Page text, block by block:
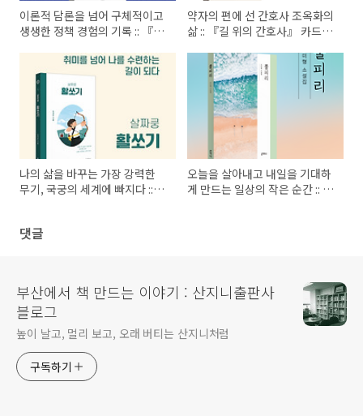
이론적 담론을 넘어 구체적이고
생생한 정책 경험의 기록 :: 『교
약자의 편에 선 간호사 조옥화의
삶 :: 『길 위의 간호사』 카드뉴
나의 삶을 바꾸는 가장 강력한
무기, 국궁의 세계에 빠지다 ::
오늘을 살아내고 내일을 기대하
게 만드는 일상의 작은 순간 :: 조
댓글
부산에서 책 만드는 이야기 : 산지니출판사
블로그
높이 날고, 멀리 보고, 오래 버티는 산지니처럼
구독하기